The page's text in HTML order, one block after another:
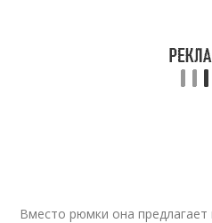
Вместо рюмки она предлагает